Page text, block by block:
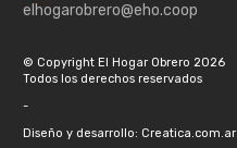
elhogarobrero@eho.coop
© Copyright El Hogar Obrero 2026
Todos los derechos reservados
-
Diseño y desarrollo: Creatica.com.ar